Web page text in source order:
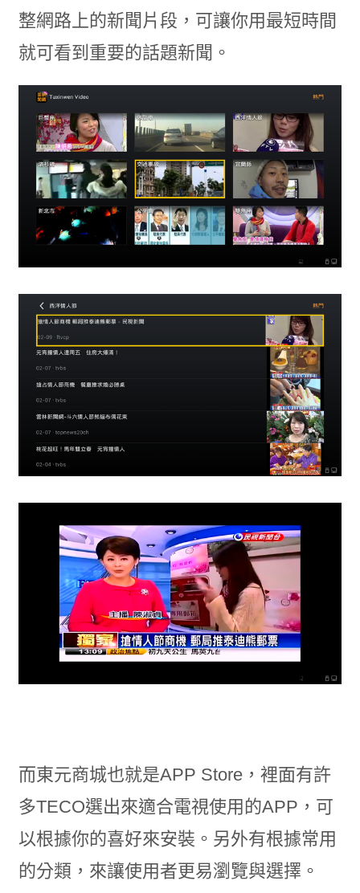
整網路上的新聞片段，可讓你用最短時間
就可看到重要的話題新聞。
而東元商城也就是APP Store，裡面有許
多TECO選出來適合電視使用的APP，可
以根據你的喜好來安裝。另外有根據常用
的分類，來讓使用者更易瀏覽與選擇。